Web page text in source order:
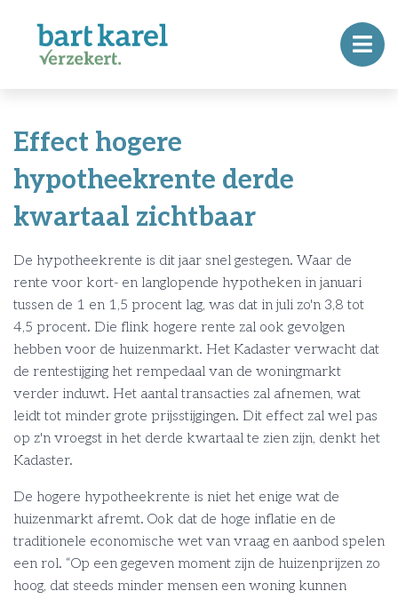
Effect hogere
hypotheekrente derde
kwartaal zichtbaar
De hypotheekrente is dit jaar snel gestegen. Waar de
rente voor kort- en langlopende hypotheken in januari
tussen de 1 en 1,5 procent lag, was dat in juli zo'n 3,8 tot
4,5 procent. Die flink hogere rente zal ook gevolgen
hebben voor de huizenmarkt. Het Kadaster verwacht dat
de rentestijging het rempedaal van de woningmarkt
verder induwt. Het aantal transacties zal afnemen, wat
leidt tot minder grote prijsstijgingen. Dit effect zal wel pas
op z'n vroegst in het derde kwartaal te zien zijn, denkt het
Kadaster.
De hogere hypotheekrente is niet het enige wat de
huizenmarkt afremt. Ook dat de hoge inflatie en de
traditionele economische wet van vraag en aanbod spelen
een rol. “Op een gegeven moment zijn de huizenprijzen zo
hoog, dat steeds minder mensen een woning kunnen